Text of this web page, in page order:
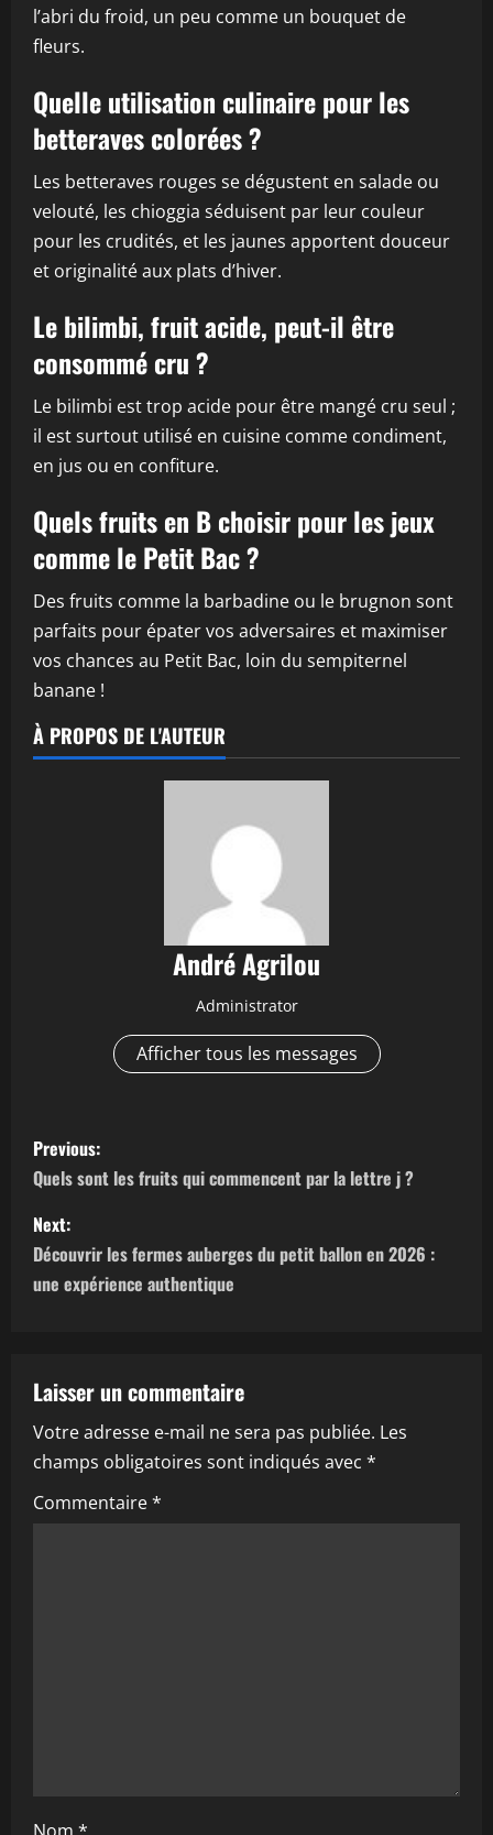
l’abri du froid, un peu comme un bouquet de
fleurs.
Quelle utilisation culinaire pour les
betteraves colorées ?
Les betteraves rouges se dégustent en salade ou
velouté, les chioggia séduisent par leur couleur
pour les crudités, et les jaunes apportent douceur
et originalité aux plats d’hiver.
Le bilimbi, fruit acide, peut-il être
consommé cru ?
Le bilimbi est trop acide pour être mangé cru seul ;
il est surtout utilisé en cuisine comme condiment,
en jus ou en confiture.
Quels fruits en B choisir pour les jeux
comme le Petit Bac ?
Des fruits comme la barbadine ou le brugnon sont
parfaits pour épater vos adversaires et maximiser
vos chances au Petit Bac, loin du sempiternel
banane !
À PROPOS DE L'AUTEUR
André Agrilou
Administrator
Afficher tous les messages
P
o
s
t
a
v
i
g
Previous:
Quels sont les fruits qui commencent par la lettre j ?
Next:
Découvrir les fermes auberges du petit ballon en 2026 :
une expérience authentique
Laisser un commentaire
Votre adresse e-mail ne sera pas publiée. Les
champs obligatoires sont indiqués avec *
Commentaire*